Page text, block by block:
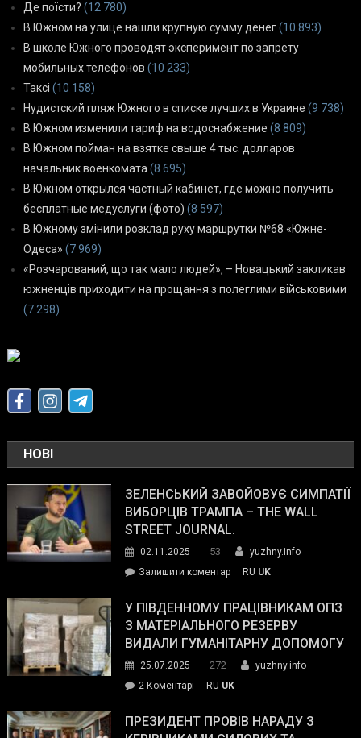
Де поїсти? (12 780)
В Южном на улице нашли крупную сумму денег(10 893)
В школе Южного проводят эксперимент по запрету
мобильных телефонов (10 233)
Таксі (10 158)
Нудистский пляж Южного в списке лучших в Украине (9 738)
В Южном изменили тариф на водоснабжение (8 809)
В Южном пойман на взятке свыше 4 тыс. долларов
начальник военкомата(8 695)
В Южном открылся частный кабинет, где можно получить
бесплатные медуслуги (фото) (8 597)
В Южному змінили розклад руху маршрутки №68 «Южне-
Одеса» (7 969)
«Розчарований, що так мало людей», – Новацький закликав
южненців приходити на прощання з полеглими військовими
(7 298)
НОВІ
ЗЕЛЕНСЬКИЙ ЗАВОЙОВУЄ СИМПАТІЇ
ВИБОРЦІВ ТРАМПА – THE WALL
STREET JOURNAL.
02.11.2025 53
yuzhny.info
Залишити коментарon
завойовує
симпатії
виборців
The
Street
RU UK
У ПІВДЕННОМУ ПРАЦІВНИКАМ ОПЗ
З МАТЕРІАЛЬНОГО РЕЗЕРВУ
ВИДАЛИ ГУМАНІТАРНУ ДОПОМОГУ
25.07.2025 272
yuzhny.info
2 Коментарі
Південному
RU UK
ПРЕЗИДЕНТ ПРОВІВ НАРАДУ З